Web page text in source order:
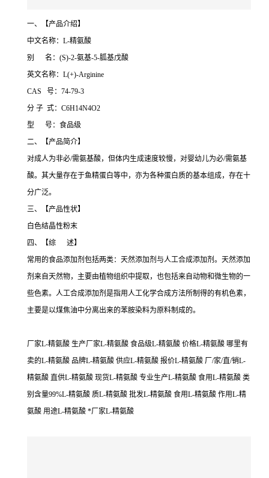
一、【产品介绍】
中文名称：L-精氨酸
别 名：(S)-2-氨基-5-胍基戊酸
英文名称：L(+)-Arginine
CAS 号：74-79-3
分 子 式：C6H14N4O2
型 号：食品级
二、【产品简介】
对成人为非必/需氨基酸，但体内生成速度较慢，对婴幼儿为必/需氨基
酸。其大量存在于鱼精蛋白等中，亦为各种蛋白质的基本组成，存在十
分广泛。
三、【产品性状】
白色结晶性粉末
四、【综 述】
常用的食品添加剂包括两类：天然添加剂与人工合成添加剂。天然添加
剂来自天然物，主要由植物组织中提取，也包括来自动物和微生物的一
些色素。人工合成添加剂是指用人工化学合成方法所制得的有机色素，
主要是以煤焦油中分离出来的苯胺染料为原料制成的。
厂家L-精氨酸 生产厂家L-精氨酸 食品级L-精氨酸 价格L-精氨酸 哪里有
卖的L-精氨酸 品牌L-精氨酸 供应L-精氨酸 报价L-精氨酸 厂/家/直/销L-
精氨酸 直供L-精氨酸 现货L-精氨酸 专业生产L-精氨酸 食用L-精氨酸 类
别含量99%L-精氨酸 质L-精氨酸 批发L-精氨酸 食用L-精氨酸 作用L-精
氨酸 用途L-精氨酸 *厂家L-精氨酸